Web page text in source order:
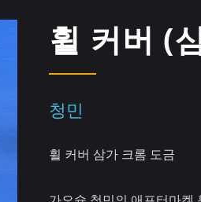
휠 커버 (
청민
휠 커버 삼가 크롬 도금